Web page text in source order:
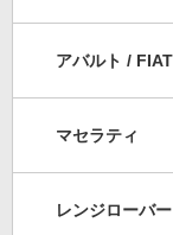
アバルト / FIAT
マセラティ
レンジローバー